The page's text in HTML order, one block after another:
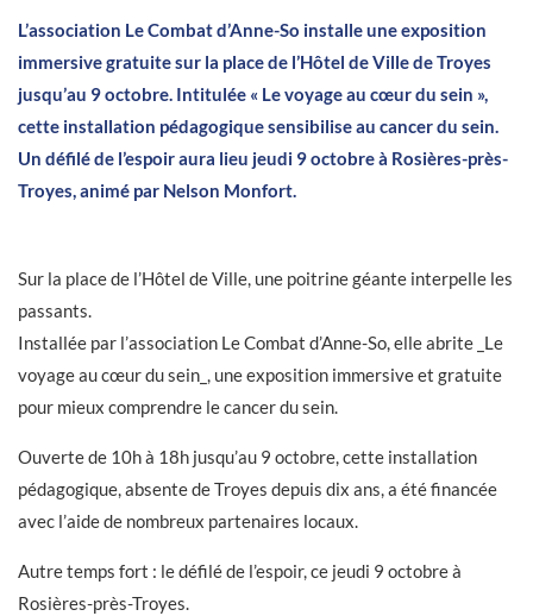
L’association Le Combat d’Anne-So installe une exposition
immersive gratuite sur la place de l’Hôtel de Ville de Troyes
jusqu’au 9 octobre. Intitulée « Le voyage au cœur du sein »,
cette installation pédagogique sensibilise au cancer du sein.
Un défilé de l’espoir aura lieu jeudi 9 octobre à Rosières-près-
Troyes, animé par Nelson Monfort.
Sur la place de l’Hôtel de Ville, une poitrine géante interpelle les
passants.
Installée par l’association Le Combat d’Anne-So, elle abrite _Le
voyage au cœur du sein_, une exposition immersive et gratuite
pour mieux comprendre le cancer du sein.
Ouverte de 10h à 18h jusqu’au 9 octobre, cette installation
pédagogique, absente de Troyes depuis dix ans, a été financée
avec l’aide de nombreux partenaires locaux.
Autre temps fort : le défilé de l’espoir, ce jeudi 9 octobre à
Rosières-près-Troyes.